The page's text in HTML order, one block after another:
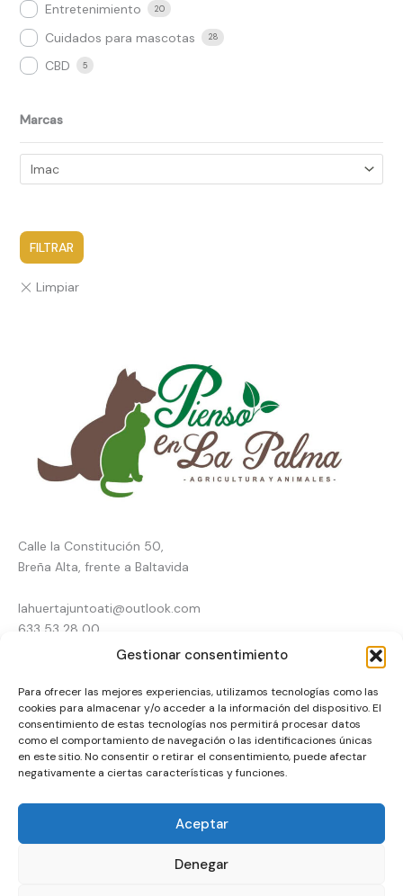
Gestionar consentimiento
Para ofrecer las mejores experiencias, utilizamos tecnologías como las
cookies para almacenar y/o acceder a la información del dispositivo. El
consentimiento de estas tecnologías nos permitirá procesar datos
como el comportamiento de navegación o las identificaciones únicas
en este sitio. No consentir o retirar el consentimiento, puede afectar
negativamente a ciertas características y funciones.
Aceptar
Denegar
Entretenimiento 20
Cuidados para mascotas 28
CBD 5
Marcas
FILTRAR
Calle la Constitución 50,
Breña Alta, frente a Baltavida
lahuertajuntoati@outlook.com
633 53 28 00
Tienda online
Pienso en La Palma
Agricultura
Animales
Contacto
Financiado por la Unión Europea – NextGenerationEU